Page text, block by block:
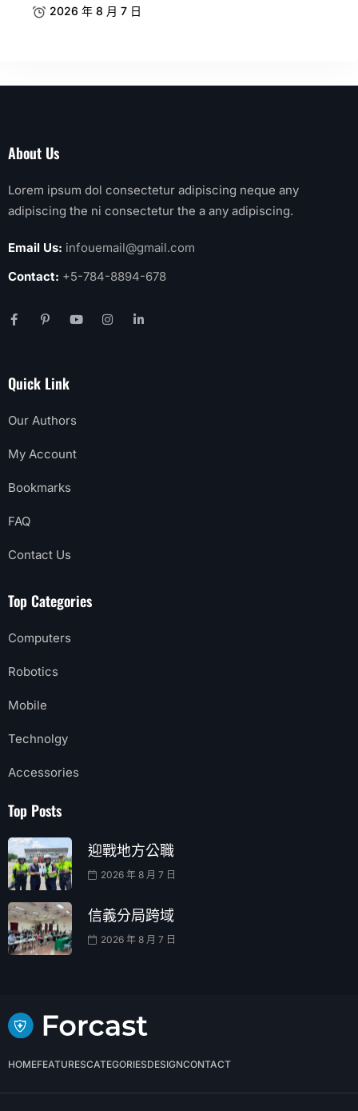
2026 年 8 月 7 日
About Us
Lorem ipsum dol consectetur adipiscing neque any
adipiscing the ni consectetur the a any adipiscing.
Email Us: infouemail@gmail.com
Contact: +5-784-8894-678
Quick Link
Our Authors
My Account
Bookmarks
FAQ
Contact Us
Top Categories
Computers
Robotics
Mobile
Technolgy
Accessories
Top Posts
迎戰地方公職
2026 年 8 月 7 日
信義分局跨域
2026 年 8 月 7 日
HOMEFEATURESCATEGORIESDESIGNCONTACT